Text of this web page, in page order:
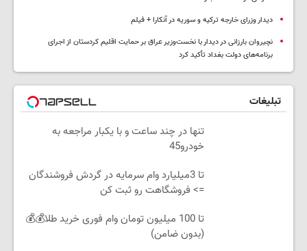
دیدار وزرای خارجه ترکیه و سوریه در آنکارا + فیلم
نچیروان بارزانی در دیدار با نخست‌وزیر عراق بر حمایت اقلیم کردستان از اجرای
برنامه‌های دولت بغداد تأکید کرد
تبلیغات
تنها در چند ساعت و با یکبار مراجعه به
خودرو45
تا 3میلیارد وام سرمایه در گردش فروشندگان
=> فروشگاهت رو ثبت کن
تا 100 میلیون تومان وام فوری خرید طلا💰💰
(بدون ضامن)